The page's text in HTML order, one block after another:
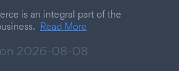
is an integral part of the
Read More
2026-08-08